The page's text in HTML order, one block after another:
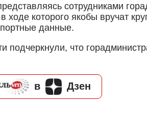
сотрудниками
ходе которого якобы вручат
данные.
что
в Дзен